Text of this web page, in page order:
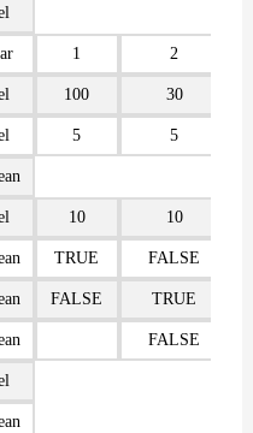
1 2
100 30
5 5
10 10
TRUE FALSE
FALSE TRUE
FALSE